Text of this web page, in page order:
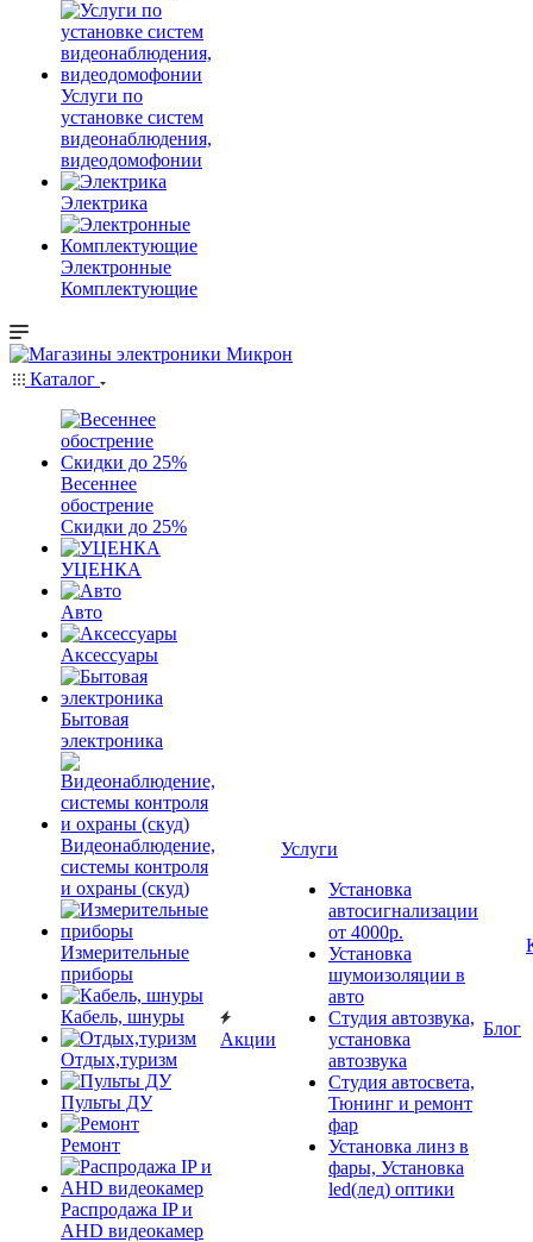
Услуги по
установке систем
видеонаблюдения,
видеодомофонии
Электрика
Электронные
Комплектующие
Каталог
Весеннее
обострение
Скидки до 25%
УЦЕНКА
Авто
Аксессуары
Бытовая
электроника
Видеонаблюдение,
системы контроля
и охраны (скуд)
Измерительные
приборы
Кабель, шнуры
Отдых,туризм
Пульты ДУ
Ремонт
Распродажа IP и
AHD видеокамер
Акции
Услуги
Установка
автосигнализации
от 4000р.
Установка
шумоизоляции в
авто
Студия автозвука,
установка
автозвука
Студия автосвета,
Тюнинг и ремонт
фар
Установка линз в
фары, Установка
led(лед) оптики
Блог